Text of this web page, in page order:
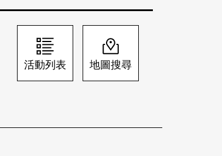
活動列表 地圖搜尋